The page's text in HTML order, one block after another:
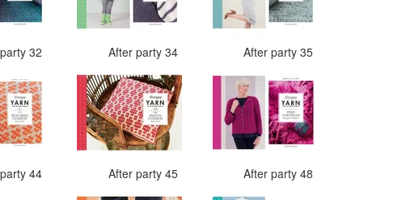
32 After party 34 After party 35
44 After party 45 After party 48